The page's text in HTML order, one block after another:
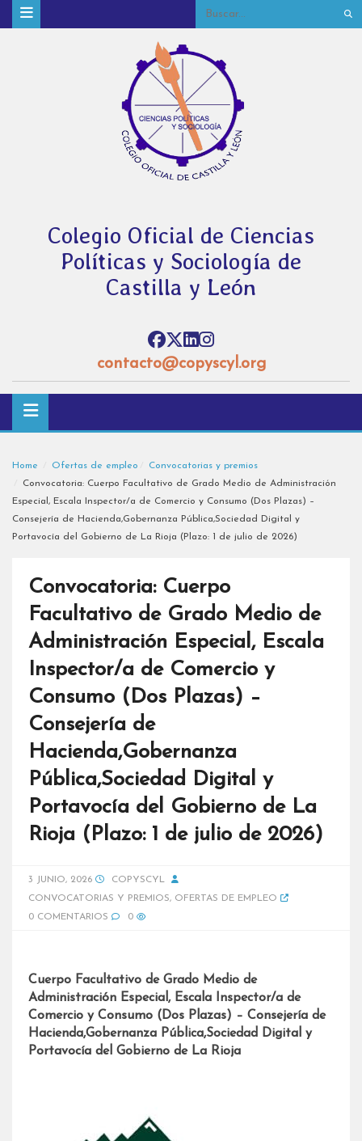
Colegio Oficial de Ciencias
Políticas y Sociología de
Castilla y León
contacto@copyscyl.org
Home Ofertas de empleo
Convocatorias y premios
Convocatoria: Cuerpo Facultativo de Grado Medio de Administración
Especial, Escala Inspector/a de Comercio y Consumo (Dos Plazas) –
Consejería de Hacienda,Gobernanza Pública,Sociedad Digital y
Portavocía del Gobierno de La Rioja (Plazo: 1 de julio de 2026)
Convocatoria: Cuerpo
Facultativo de Grado Medio de
Administración Especial, Escala
Inspector/a de Comercio y
Consumo (Dos Plazas) –
Consejería de
Hacienda,Gobernanza
Pública,Sociedad Digital y
Portavocía del Gobierno de La
Rioja (Plazo: 1 de julio de 2026)
3 JUNIO, 2026
COPYSCYL
CONVOCATORIAS Y PREMIOS, OFERTAS DE EMPLEO
0 COMENTARIOS
0
Cuerpo Facultativo de Grado Medio de
Administración Especial, Escala Inspector/a de
Comercio y Consumo (Dos Plazas) – Consejería de
Hacienda,Gobernanza Pública,Sociedad Digital y
Portavocía del Gobierno de La Rioja